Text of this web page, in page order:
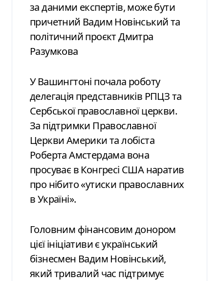
за даними експертів, може бути
причетний Вадим Новінський та
політичний проєкт Дмитра
Разумкова
У Вашингтоні почала роботу
делегація представників РПЦЗ та
Сербської православної церкви.
За підтримки Православної
Церкви Америки та лобіста
Роберта Амстердама вона
просуває в Конгресі США наратив
про нібито «утиски православних
в Україні».
Головним фінансовим донором
цієї ініціативи є український
бізнесмен Вадим Новінський,
який тривалий час підтримує